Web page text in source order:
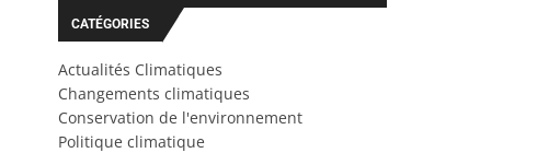
CATÉGORIES
Actualités Climatiques
Changements climatiques
Conservation de l'environnement
Politique climatique